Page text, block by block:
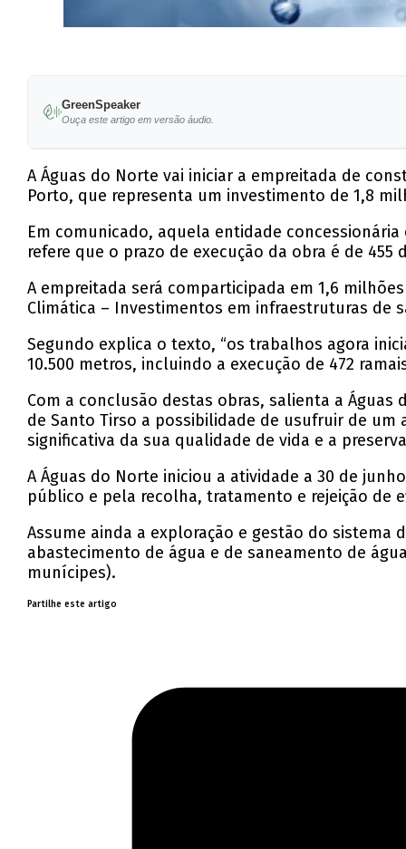
GreenSpeaker
Ouça este artigo em versão áudio.
A Águas do Norte vai iniciar a empreitada de
Porto, que representa um investimento de 1,8
Em comunicado, aquela entidade
refere que o prazo de execução da obra é de 455
A empreitada será comparticipada em 1,6
Climática – Investimentos em infraestruturas de
Segundo explica o texto, “os trabalhos agora
10.500 metros, incluindo a execução de 472
Com a conclusão destas obras, salienta a
de Santo Tirso a possibilidade de usufruir de
significativa da sua qualidade de vida e a
A Águas do Norte iniciou a atividade a 30 de
público e pela recolha, tratamento e rejeição de
Assume ainda a exploração e gestão do sistema
abastecimento de água e de saneamento de
munícipes).
Partilhe este artigo